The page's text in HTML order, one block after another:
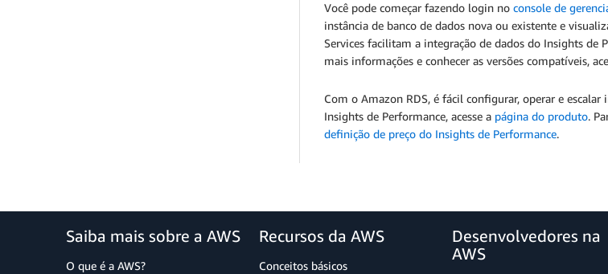
Você pode começar fazendo login no console de
instância de banco de dados nova ou existente e
Services facilitam a integração de dados do Insights
mais informações e conhecer as versões compatíveis,
Com o Amazon RDS, é fácil configurar, operar e
Insights de Performance, acesse a página do produto.
definição de preço do Insights de Performance.
Saiba mais sobre a AWS
O que é a AWS?
Recursos da AWS
Conceitos básicos
Desenvolvedores na
AWS